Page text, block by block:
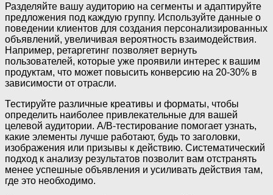
Разделяйте вашу аудиторию на сегменты и адаптируйте
предложения под каждую группу. Используйте данные о
поведении клиентов для создания персонализированных
объявлений, увеличивая вероятность взаимодействия.
Например, ретаргетинг позволяет вернуть
пользователей, которые уже проявили интерес к вашим
продуктам, что может повысить конверсию на 20-30% в
зависимости от отрасли.
Тестируйте различные креативы и форматы, чтобы
определить наиболее привлекательные для вашей
целевой аудитории. A/B-тестирование помогает узнать,
какие элементы лучше работают, будь то заголовки,
изображения или призывы к действию. Систематический
подход к анализу результатов позволит вам отстранять
менее успешные объявления и усиливать действия там,
где это необходимо.